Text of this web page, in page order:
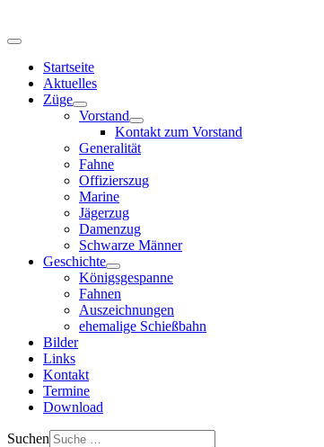
Startseite
Aktuelles
Züge
Vorstand
Kontakt zum Vorstand
Generalität
Fahne
Offizierszug
Marine
Jägerzug
Damenzug
Schwarze Männer
Geschichte
Königsgespanne
Fahnen
Auszeichnungen
ehemalige Schießbahn
Bilder
Links
Kontakt
Termine
Download
Suchen